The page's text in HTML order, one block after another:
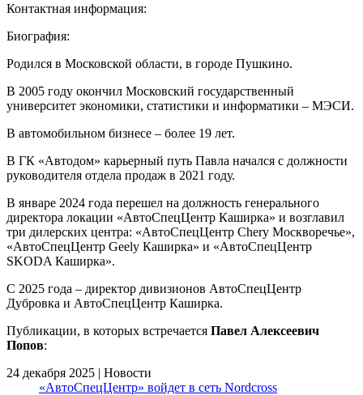
Контактная информация:
Биография:
Родился в Московской области, в городе Пушкино.
В 2005 году окончил Московский государственный
университет экономики, статистики и информатики – МЭСИ.
В автомобильном бизнесе – более 19 лет.
В ГК «Автодом» карьерный путь Павла начался с должности
руководителя отдела продаж в 2021 году.
В январе 2024 года перешел на должность генерального
директора локации «АвтоСпецЦентр Каширка» и возглавил
три дилерских центра: «АвтоСпецЦентр Chery Москворечье»,
«АвтоСпецЦентр Geely Каширка» и «АвтоСпецЦентр
SKODA Каширка».
С 2025 года – директор дивизионов АвтоСпецЦентр
Дубровка и АвтоСпецЦентр Каширка.
Публикации, в которых встречается Павел Алексеевич
Попов:
24 декабря 2025 | Новости
«АвтоСпецЦентр» войдет в сеть Nordcross